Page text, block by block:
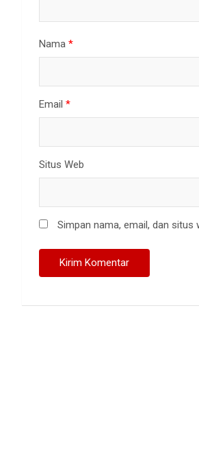
Nama *
Email *
Situs Web
Simpan nama, email, dan situs